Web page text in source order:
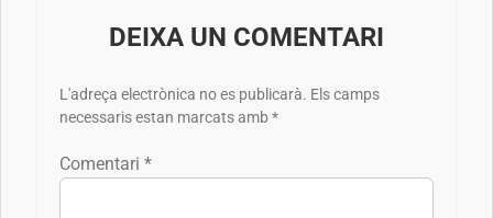
DEIXA UN COMENTARI
L'adreça electrònica no es publicarà. Els camps
necessaris estan marcats amb *
Comentari *